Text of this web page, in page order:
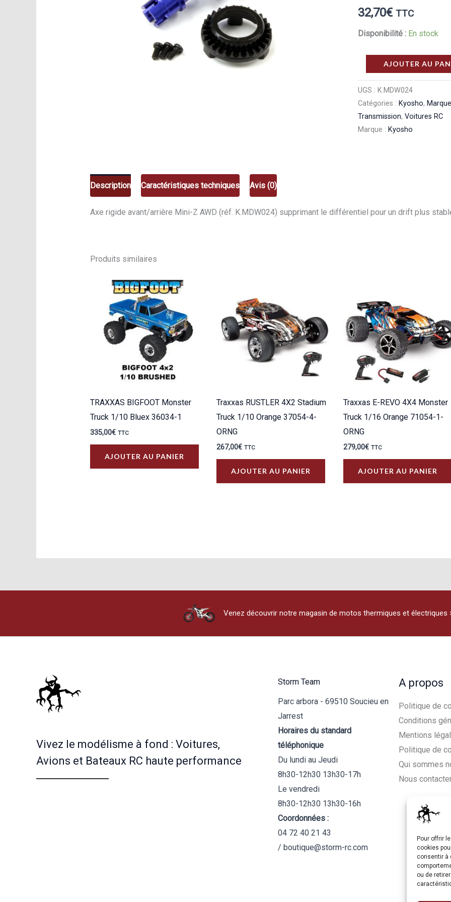
Pour offrir
cookies
consentir à
ou de
32,70€ TTC
Disponibilité : En stock
quantité
de
Kyosho
Axe
rigide
(spool)
K.MDW024
AJOUTER AU
UGS : K.MDW024
Catégories : Kyosho,
Transmission,Voitures RC
Marque : Kyosho
Description Caractéristiques techniques Avis (0)
Axe rigide avant/arrière Mini-Z AWD (réf. K.MDW024) supprimant le différentiel pour un drift plus
Produits similaires
TRAXXAS BIGFOOT Monster
Truck 1/10 Bluex 36034-1
335,00€ TTC
AJOUTER AU PANIER
Traxxas RUSTLER 4X2 Stadium
Truck 1/10 Orange 37054-4-
ORNG
267,00€ TTC
AJOUTER AU PANIER
Traxxas E-REVO 4X4 Monster
Truck 1/16 Orange 71054-1-
ORNG
279,00€ TTC
AJOUTER AU PANIER
Venez découvrir notre magasin de motos thermiques et électriques
Vivez le modélisme à fond : Voitures,
Avions et Bateaux RC haute performance
Storm Team
Parc arbora - 69510 Soucieu en
Jarrest
Horaires du standard
téléphonique
Du lundi au Jeudi
8h30-12h30 13h30-17h
Le vendredi
8h30-12h30 13h30-16h
Coordonnées :
04 72 40 21 43
/ boutique@storm-rc.com
A propos
Politique de
Conditions
Mentions
Politique de
Qui sommes
Nous